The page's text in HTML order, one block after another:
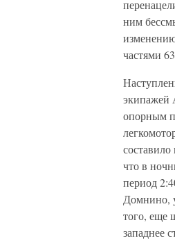
ним
частями
экипажей
опорным
что в
период
Домнино,
того, еще
западнее